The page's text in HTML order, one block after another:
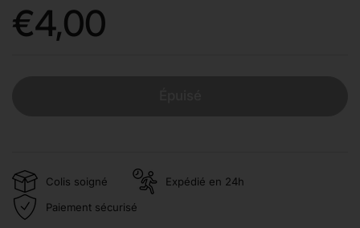
Prix:
€4,00
Colis soigné
Expédié en 24h
Paiement sécurisé